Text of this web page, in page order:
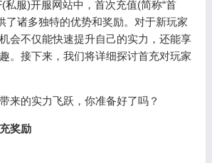
服)开服网站中，首次充值(简称“首
了诸多独特的优势和奖励。对于新玩家
会不仅能快速提升自己的实力，还能享
。接下来，我们将详细探讨首充对玩家
奖励